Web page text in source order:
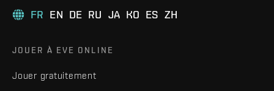
FR EN DE RU JA KO ES ZH
JOUER À EVE ONLINE
Jouer gratuitement